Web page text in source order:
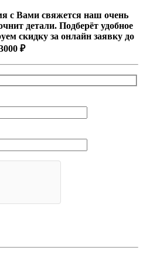
с Вами свяжется наш очень
детали. Подберёт удобное
скидку за онлайн заявку до
₽